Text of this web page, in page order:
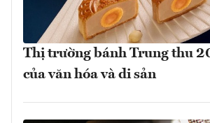
Thị trường bánh Trung thu
của văn hóa và di sản